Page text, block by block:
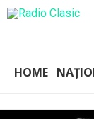
HOME